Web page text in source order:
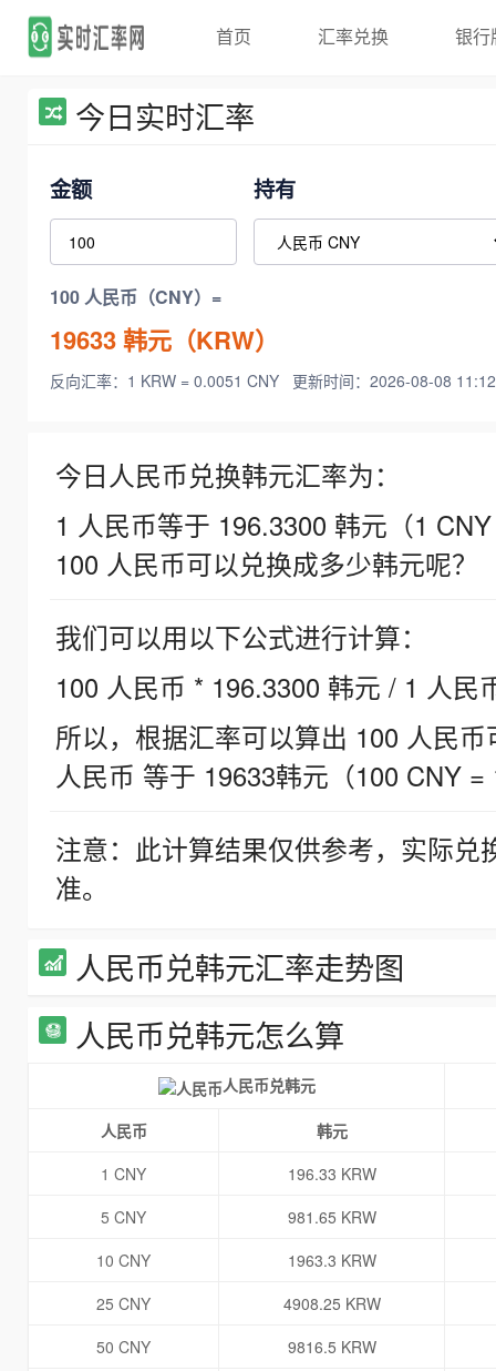
首页 汇率兑换 银行
今日实时汇率
金额 持有
100 人民币（CNY）=
19633韩元（KRW）
反向汇率：1 KRW = 0.0051 CNY 更新时间：2026-08-08
今日人民币兑换韩元汇率为：
1 人民币等于 196.3300 韩元（1
100 人民币可以兑换成多少韩元呢？
我们可以用以下公式进行计算：
100 人民币 * 196.3300 韩元 / 1 人民
所以，根据汇率可以算出 100 人民
人民币 等于 19633韩元（100 CNY =
注意：此计算结果仅供参考，实际
准。
人民币兑韩元汇率走势图
人民币兑韩元怎么算
人民币兑韩元
人民币
韩元
1 CNY
196.33 KRW
5 CNY
981.65 KRW
10 CNY
1963.3 KRW
25 CNY
4908.25 KRW
50 CNY
9816.5 KRW